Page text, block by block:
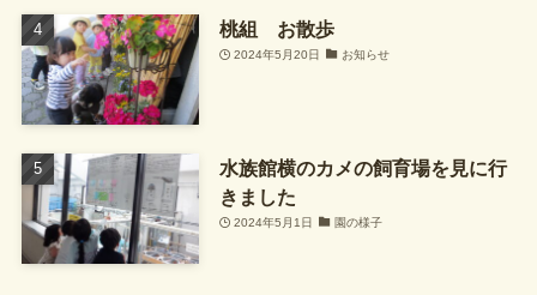
桃組 お散歩
2024年5月20日 お知らせ
水族館横のカメの飼育場を見に行
きました
2024年5月1日 園の様子